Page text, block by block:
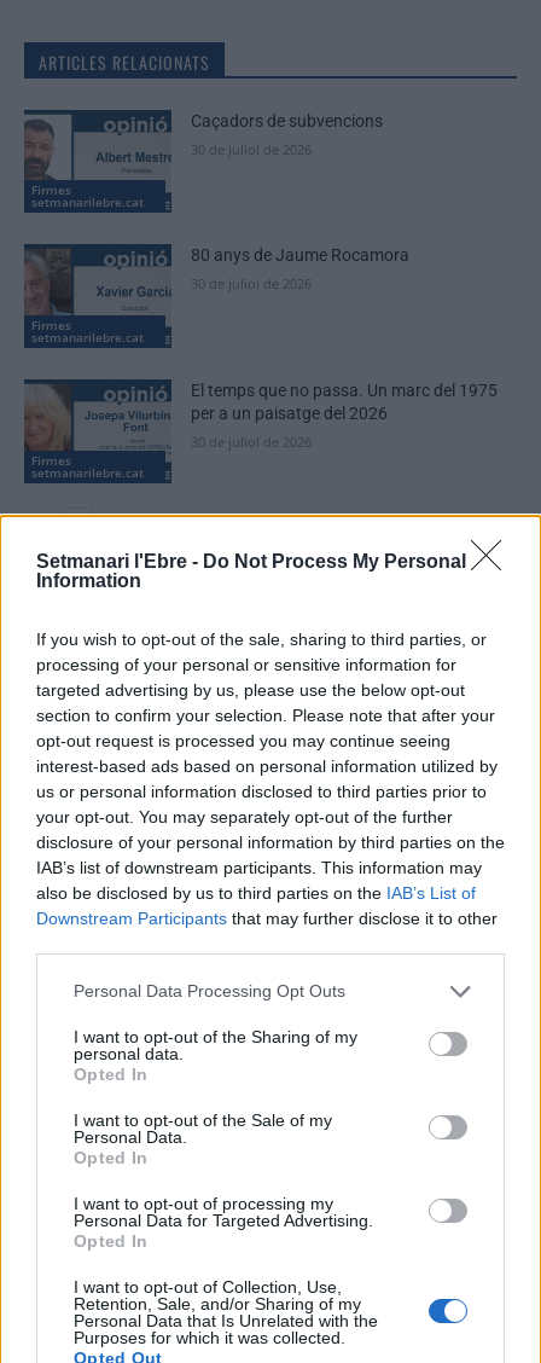
Setmanari l'Ebre - Do Not Process My Personal
Information
If you wish to opt-out of the sale, sharing to third parties, or
processing of your personal or sensitive information for
targeted advertising by us, please use the below opt-out
section to confirm your selection. Please note that after your
opt-out request is processed you may continue seeing
interest-based ads based on personal information utilized by
us or personal information disclosed to third parties prior to
your opt-out. You may separately opt-out of the further
disclosure of your personal information by third parties on the
IAB’s list of downstream participants. This information may
also be disclosed by us to third parties on the IAB’s List of
Downstream Participants that may further disclose it to other
Personal Data Processing Opt Outs
I want to opt-out of the Sharing of my
personal data.
Opted In
I want to opt-out of the Sale of my
Personal Data.
Opted In
I want to opt-out of processing my
Personal Data for Targeted Advertising.
Opted In
I want to opt-out of Collection, Use,
Retention, Sale, and/or Sharing of my
Personal Data that Is Unrelated with the
Purposes for which it was collected.
Opted Out
ARTICLES RELACIONATS
Firmes
setmanarilebre.cat
Caçadors de subvencions
30 de juliol de 2026
Firmes
setmanarilebre.cat
80 anys de Jaume Rocamora
30 de juliol de 2026
Firmes
setmanarilebre.cat
El temps que no passa. Un marc del 1975
per a un paisatge del 2026
30 de juliol de 2026
Comentari:
Deseu el meu nom, el correu electrònic i el lloc web en
ÚLTIMES NOTÍCIES